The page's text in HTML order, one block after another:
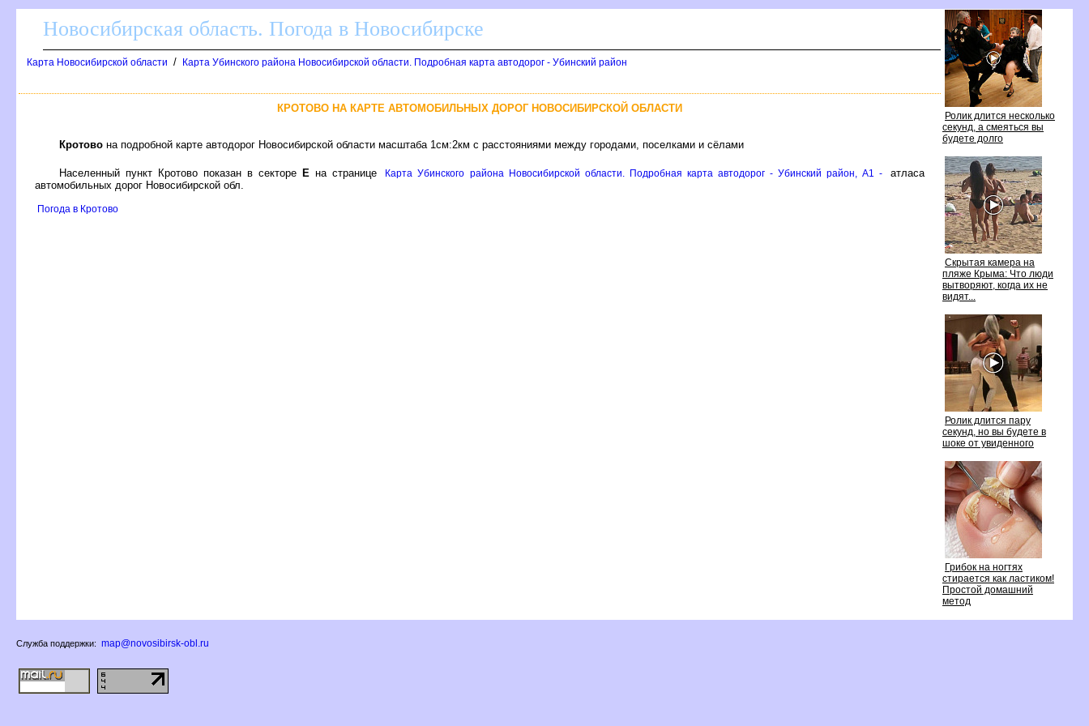
Ролик длится несколько
секунд, а смеяться вы
удете долго
Скрытая камера на
пляже Крыма: Что люди
ытворяют, когда их не
идят...
Ролик длится пару
секунд, но вы будете
шоке от увиденного
Грибок на ногтях
стирается как ластиком!
Простой домашний
метод
Новосибирская область. Погода в Новосибирске
Карта Новосибирской области / Карта Убинского района Новосибирской области. Подробная карта автодорог - Убинский район
КРОТОВО НА КАРТЕ АВТОМОБИЛЬНЫХ ДОРОГ НОВОСИБИРСКОЙ ОБЛАСТИ
Кротово на подробной карте автодорог Новосибирской области масштаба 1см:2км с расстояниями между городами, поселками и сёлами
Населенный пункт Кротово показан в сектореЕ на странице Карта Убинского района Новосибирской области. Подробная карта автодорог - Убинский район, A1 -
атласа
автомобильных дорог Новосибирской обл.
Погода в Кротово
Служба поддержки: map@novosibirsk-obl.ru